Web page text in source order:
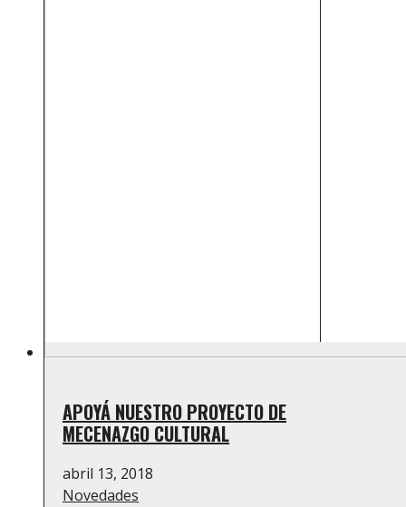
APOYÁ NUESTRO PROYECTO DE
MECENAZGO CULTURAL
abril 13, 2018
Novedades